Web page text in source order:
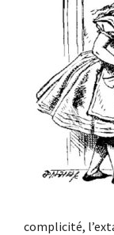
complicité,